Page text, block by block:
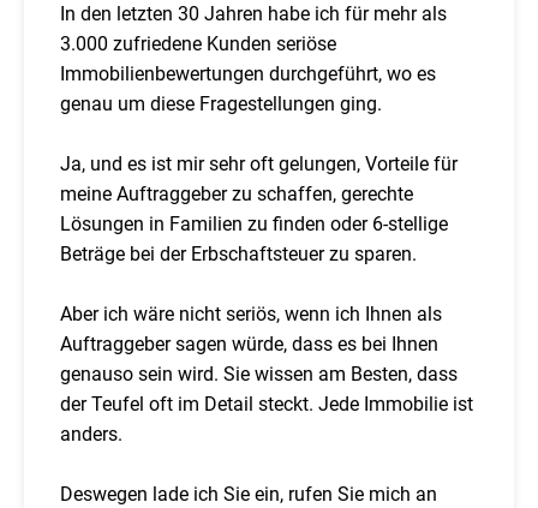
In den letzten 30 Jahren habe ich für mehr als
3.000 zufriedene Kunden seriöse
Immobilienbewertungen durchgeführt, wo es
genau um diese Fragestellungen ging.
Ja, und es ist mir sehr oft gelungen, Vorteile für
meine Auftraggeber zu schaffen, gerechte
Lösungen in Familien zu finden oder 6-stellige
Beträge bei der Erbschaftsteuer zu sparen.
Aber ich wäre nicht seriös, wenn ich Ihnen als
Auftraggeber sagen würde, dass es bei Ihnen
genauso sein wird. Sie wissen am Besten, dass
der Teufel oft im Detail steckt. Jede Immobilie ist
anders.
Deswegen lade ich Sie ein, rufen Sie mich an